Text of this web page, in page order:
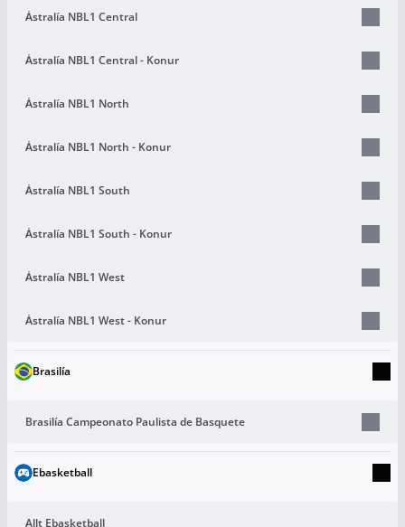
Ástralía NBL1 Central
Ástralía NBL1 Central - Konur
Ástralía NBL1 North
Ástralía NBL1 North - Konur
Ástralía NBL1 South
Ástralía NBL1 South - Konur
Ástralía NBL1 West
Ástralía NBL1 West - Konur
Brasilía
Brasilía Campeonato Paulista de Basquete
Ebasketball
Allt Ebasketball